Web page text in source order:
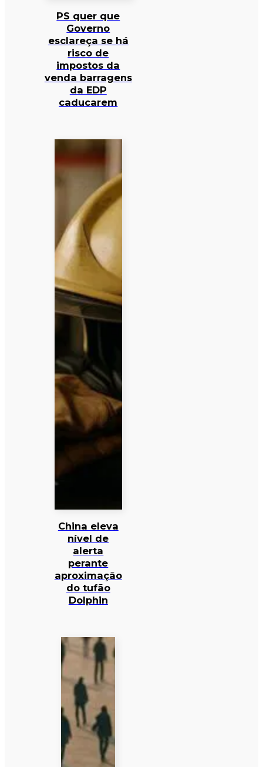
PS quer que
Governo
esclareça se há
risco de
impostos da
venda barragens
da EDP
caducarem
China eleva
nível de
alerta
perante
aproximação
do tufão
Dolphin